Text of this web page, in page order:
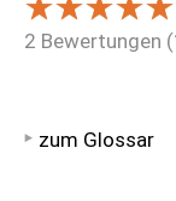
2 Bewertungen (
zum Glossar